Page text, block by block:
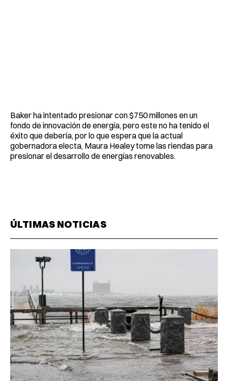
Baker ha intentado presionar con $750 millones en un
fondo de innovación de energía, pero este no ha tenido el
éxito que debería, por lo que espera que la actual
gobernadora electa, Maura Healey tome las riendas para
presionar el desarrollo de energías renovables.
ÚLTIMAS NOTICIAS